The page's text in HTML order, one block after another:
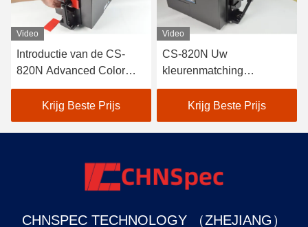
Video
Introductie van de CS-
820N Advanced Color
Matching
Spectrophotometer
Krijg Beste Prijs
Video
CS-820N Uw
kleurenmatching
spectrophotometer
oplossingKrijg Beste Prijs
CHNSPEC TECHNOLOGY （ZHEJIANG）